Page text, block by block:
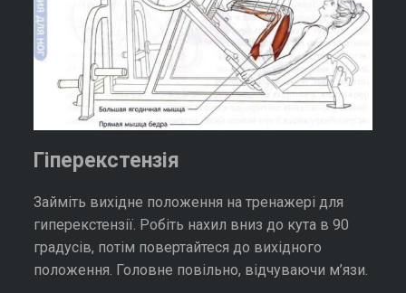
Гіперекстензія
Займіть вихідне положення на тренажері для
гиперекстензії. Робіть нахил вниз до кута в 90
градусів, потім повертайтеся до вихідного
положення. Головне повільно, відчуваючи м’язи.